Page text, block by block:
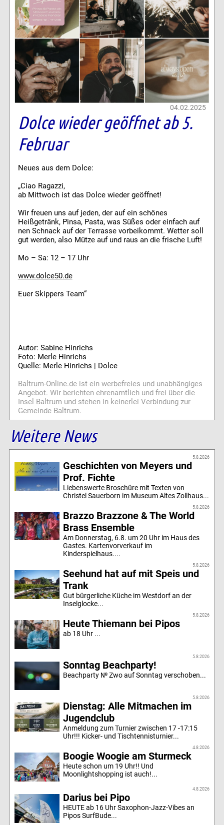
04.02.2025
Dolce wieder geöffnet ab 5.
Februar
Neues aus dem Dolce:
„Ciao Ragazzi,
ab Mittwoch ist das Dolce wieder geöffnet!
Wir freuen uns auf jeden, der auf ein schönes
Heißgetränk, Pinsa, Pasta, was Süßes oder einfach auf
nen Schnack auf der Terrasse vorbeikommt. Wetter soll
gut werden, also Mütze auf und raus an die frische Luft!
Mo – Sa: 12 – 17 Uhr
www.dolce50.de
Euer Skippers Team“
Autor: Sabine Hinrichs
Foto: Merle Hinrichs
Quelle: Merle Hinrichs | Dolce
Baltrum-Online.de ist ein werbefreies und unabhängiges
Angebot. Wir berichten ehrenamtlich und frei über die
Insel Baltrum und stehen in keinerlei Verbindung zur
Gemeinde Baltrum.
Weitere News
5.8.2026
Geschichten von Meyers und
Prof. Fichte
Liebenswerte Broschüre mit Texten von
Christel Sauerborn im Museum Altes Zollhaus...
5.8.2026
Brazzo Brazzone & The World
Brass Ensemble
Am Donnerstag, 6.8. um 20 Uhr im Haus des
Gastes. Kartenvorverkauf im
Kinderspielhaus....
5.8.2026
Seehund hat auf mit Speis und
Trank
Gut bürgerliche Küche im Westdorf an der
Inselglocke...
5.8.2026
Heute Thiemann bei Pipos
ab 18 Uhr ...
5.8.2026
Sonntag Beachparty!
Beachparty № Zwo auf Sonntag verschoben...
5.8.2026
Dienstag: Alle Mitmachen im
Jugendclub
Anmeldung zum Turnier zwischen 17 -17:15
Uhr!!! Kicker- und Tischtennisturnier...
4.8.2026
Boogie Woogie am Sturmeck
Heute schon um 19 Uhr!! Und
Moonlightshopping ist auch!...
4.8.2026
Darius bei Pipo
HEUTE ab 16 Uhr Saxophon-Jazz-Vibes an
Pipos SurfBude...